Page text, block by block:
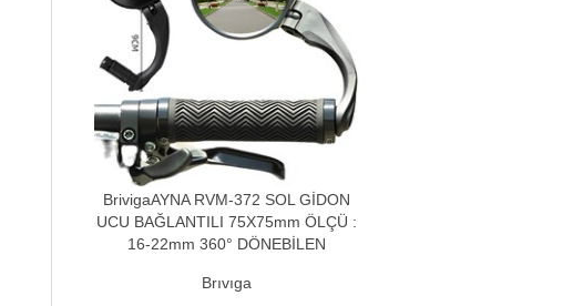
BrivigaAYNA RVM-372 SOL GİDON
UCU BAĞLANTILI 75X75mm ÖLÇÜ :
16-22mm 360° DÖNEBİLEN
Brıvıga